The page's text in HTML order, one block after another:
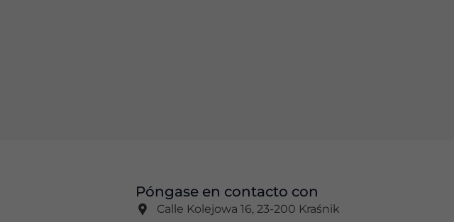
Póngase en contacto con
Calle Kolejowa 16, 23-200 Kraśnik